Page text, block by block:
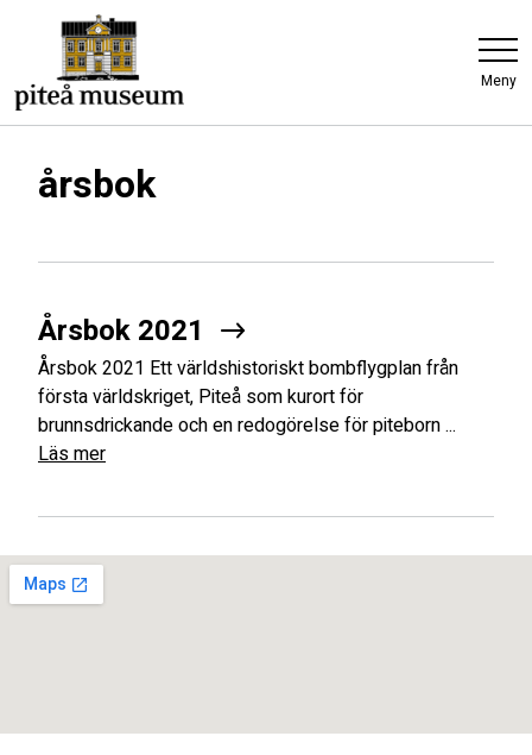
Meny
årsbok
Årsbok 2021
Årsbok 2021 Ett världshistoriskt bombflygplan från
första världskriget, Piteå som kurort för
brunnsdrickande och en redogörelse för piteborn ...
Läs mer